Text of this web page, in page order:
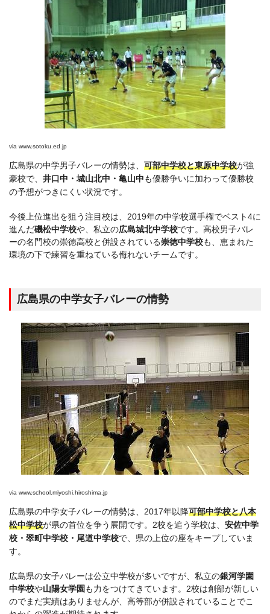
via www.sotoku.ed.jp
広島県の中学男子バレーの情勢は、 可部中学校と東原中学校が強
豪校で、 井口中・城山北中・亀山中も優勝争いに加わって優勝校
の予想がつきにくい状況です。
今後上位進出を狙う注目校は、2019年の中学校選手権でベスト4に
進んだ磯松中学校や、私立の広島城北中学校です。高校男子バレ
ーの名門校の崇徳高校と併設されている崇徳中学校も、恵まれた
環境の下で練習を重ねている侮れないチームです。
広島県の中学女子バレーの情勢
via www.school.miyoshi.hiroshima.jp
広島県の中学女子バレーの情勢は、2017年以降可部中学校と八本
松中学校が県の首位を争う展開です。2校を追う学校は、 安佐中学
校・翠町中学校・尾道中学校で、県の上位の座をキープしていま
す。
広島県の女子バレーは公立中学校が多いですが、私立の銀河学園
中学校や山陽女学園 も力をつけてきています。2校は創部が新しい
のでまだ実績はありませんが、高等部が併設されていることでこ